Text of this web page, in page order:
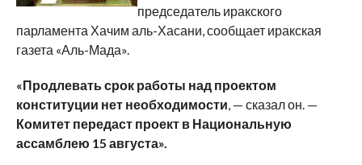
председатель иракского
парламента Хачим аль-Хасани, сообщает иракская
газета «Аль-Мада».
«Продлевать срок работы над проектом
конституции нет необходимости, — сказал он. —
Комитет передаст проект в Национальную
ассамблею 15 августа».